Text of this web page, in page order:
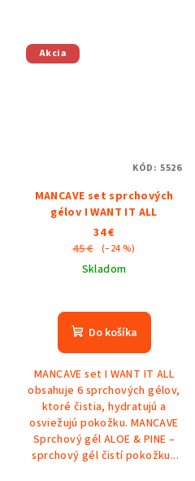
Akcia
MANCAVE set sprchových
gélov I WANT IT ALL
34 €
45 € (–24 %)
Skladom
Do košíka
MANCAVE set I WANT IT ALL
obsahuje 6 sprchových gélov,
ktoré čistia, hydratujú a
osviežujú pokožku. MANCAVE
Sprchový gél ALOE & PINE –
sprchový gél čistí pokožku...
KÓD: 5526